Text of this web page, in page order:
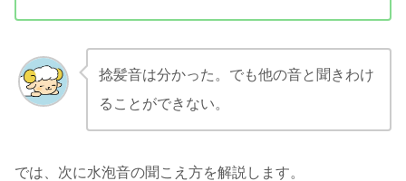
捻髪音は分かった。でも他の音と聞きわけ
ることができない。
では、次に水泡音の聞こえ方を解説します。